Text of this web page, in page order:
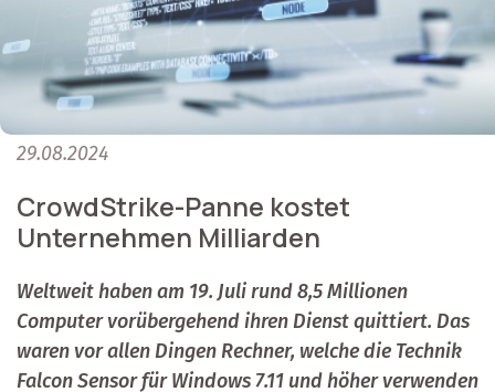
29.08.2024
CrowdStrike-Panne kostet
Unternehmen Milliarden
Weltweit haben am 19. Juli rund 8,5 Millionen
Computer vorübergehend ihren Dienst quittiert. Das
waren vor allen Dingen Rechner, welche die Technik
Falcon Sensor für Windows 7.11 und höher verwenden